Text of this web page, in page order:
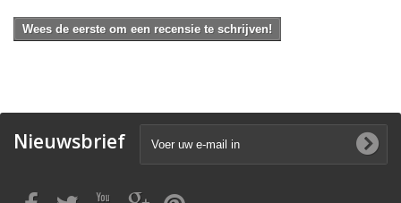
Wees de eerste om een recensie te schrijven!
Nieuwsbrief